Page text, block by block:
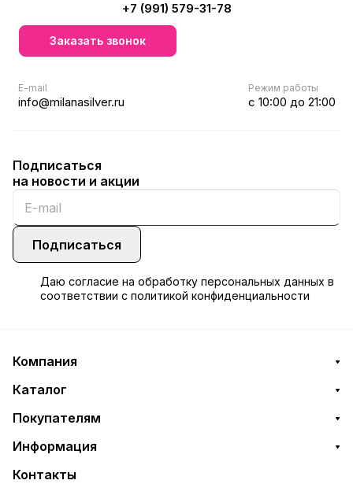
+7 (991) 579-31-78
Заказать звонок
E-mail
info@milanasilver.ru
Режим работы
с 10:00 до 21:00
Подписаться
на новости и акции
Подписаться
Даю согласие на обработку персональных данных в
соответствии с политикой конфиденциальности
Компания
Каталог
Покупателям
Информация
Контакты